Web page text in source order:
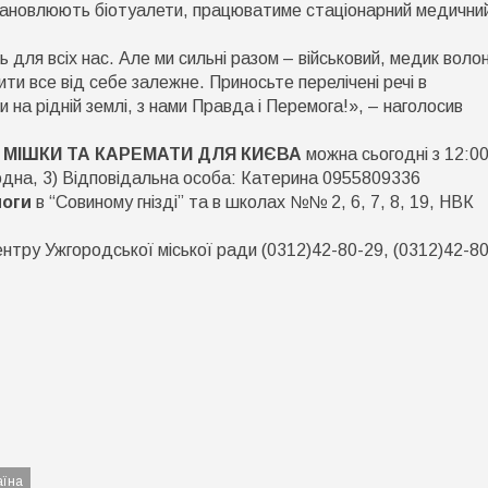
біотуалети, працюватиме стаціонарний
всіх нас. Але ми сильні разом – військовий, медик
все від себе залежне. Приносьте перелічені речі в
рідній землі, з нами Правда і Перемога!», – наголосив
ТА КАРЕМАТИ ДЛЯ КИЄВА можна сьогодні з
3) Відповідальна особа: Катерина 0955809336
в “Совиному гнізді” та в школах №№ 2, 6, 7, 8, 19, НВК
Ужгородської міської ради (0312)42-80-29, (0312)42-